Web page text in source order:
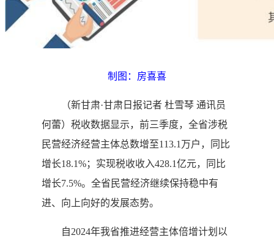
制图：房喜喜
（新甘肃·甘肃日报记者 杜雪琴 通讯员
何蕾）税收数据显示，前三季度，全省涉税
民营经济经营主体总数增至113.1万户，同比
增长18.1%；实现税收收入428.1亿元，同比
增长7.5%。全省民营经济继续保持稳中有
进、向上向好的发展态势。
自2024年我省推进经营主体倍增计划以